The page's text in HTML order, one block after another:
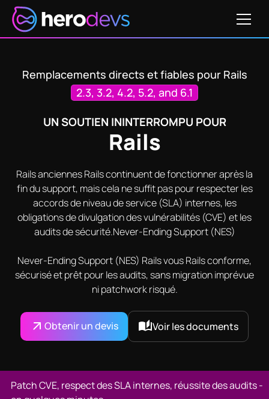
Remplacements directs et fiables pour Rails
2.3, 3.2, 4.2, 5.2, and 6.1
UN SOUTIEN ININTERROMPU POUR
Rails
Rails anciennes Rails continuent de fonctionner après la
fin du support, mais cela ne suffit pas pour respecter les
accords de niveau de service (SLA) internes, les
obligations de divulgation des vulnérabilités (CVE) et les
audits de sécurité.Never-Ending Support (NES)
Never-Ending Support (NES) Rails vous Rails conforme,
sécurisé et prêt pour les audits, sans migration imprévue
ni patchwork risqué.
Obtenir un devis Voir les documents
Patch CVE, respect des SLA internes, réussite des audits -
Obtenir un devis